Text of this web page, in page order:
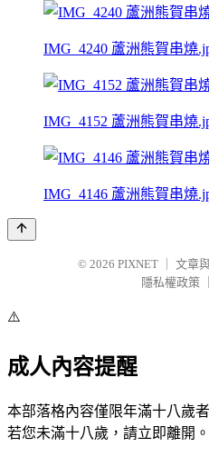
IMG_4240 蘆洲熊賀串燒
IMG_4152 蘆洲熊賀串燒
IMG_4146 蘆洲熊賀串燒
© 2026 PIXNET
文章
隱私權政策
⚠️
成人內容提醒
本部落格內容僅限年滿十八歲
若您未滿十八歲，請立即離開。